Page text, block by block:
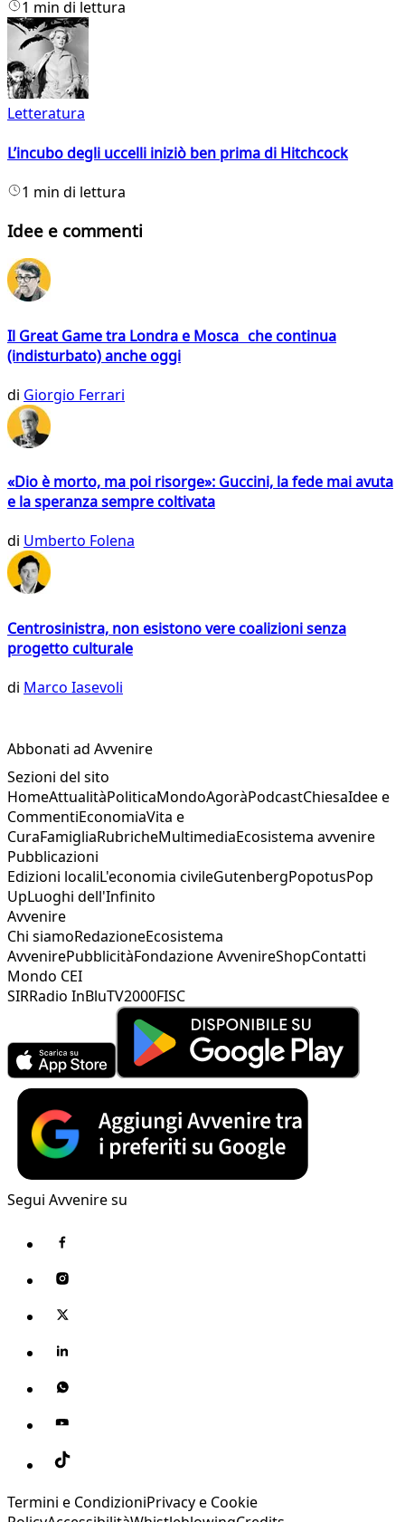
1 min di lettura
Letteratura
L’incubo degli uccelli iniziò ben prima di Hitchcock
1 min di lettura
Idee e commenti
Il Great Game tra Londra e Mosca che continua
(indisturbato) anche oggi
di Giorgio Ferrari
«Dio è morto, ma poi risorge»: Guccini, la fede mai avuta
e la speranza sempre coltivata
di Umberto Folena
Centrosinistra, non esistono vere coalizioni senza
progetto culturale
di Marco Iasevoli
Abbonati ad Avvenire
Sezioni del sito
HomeAttualitàPoliticaMondoAgoràPodcastChiesaIdee e
CommentiEconomiaVita e
CuraFamigliaRubricheMultimediaEcosistema avvenire
Pubblicazioni
Edizioni localiL'economia civileGutenbergPopotusPop
UpLuoghi dell'Infinito
Avvenire
Chi siamoRedazioneEcosistema
AvvenirePubblicitàFondazione AvvenireShopContatti
Mondo CEI
SIRRadio InBluTV2000FISC
Segui Avvenire su
Termini e CondizioniPrivacy e Cookie